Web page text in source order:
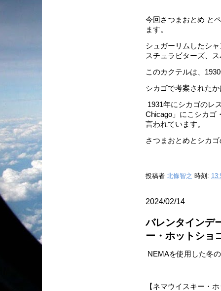
今回さつまおとめ と
ます。
シュガーリムしたシ
スチュラビターズ、
このカクテルは、
シカゴで考案された
1931年にシカゴのレ
Chicago」にこシカゴ
言われています。
さつまおとめとシカ
投稿者 北條智之 時刻:
2024/02/14
バレンタインデ
ー・ホットショ
NEMAを使用した冬
【ネマウイスキー・